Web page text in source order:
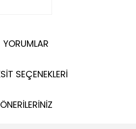
YORUMLAR
SEÇENEKLERİ
ÖNERİLERİNİZ